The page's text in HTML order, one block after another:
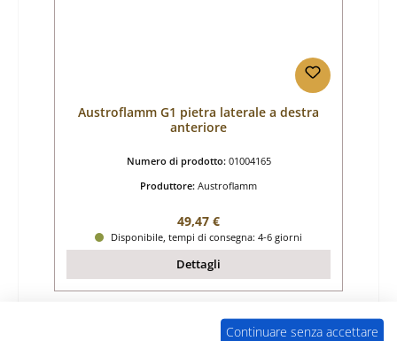
Austroflamm G1 pietra laterale a destra
anteriore
Numero di prodotto: 01004165
Produttore: Austroflamm
Prezzo normale:
49,47 €
Disponibile, tempi di consegna: 4-6 giorni
Dettagli
Continuare senza accettare